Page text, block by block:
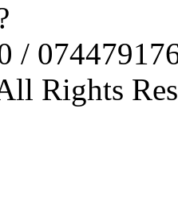
/
Rights